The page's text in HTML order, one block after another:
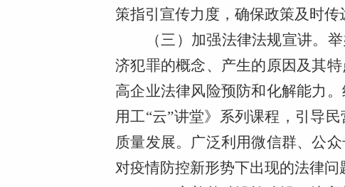
策指引宣传力度，确保政策及时传
（三）加强法律法规宣讲。
济犯罪的概念、产生的原因及其
高企业法律风险预防和化解能力
用工“云”讲堂》系列课程，引导
质量发展。广泛利用微信群、公
对疫情防控新形势下出现的法律问